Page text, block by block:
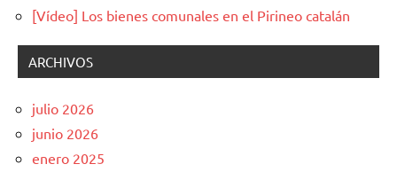
[Vídeo] Los bienes comunales en el Pirineo catalán
ARCHIVOS
julio 2026
junio 2026
enero 2025